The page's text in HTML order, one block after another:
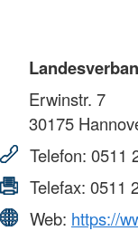
Erwinstr. 7
30175
Telefon: 0511
Telefax: 0511
Web: https://